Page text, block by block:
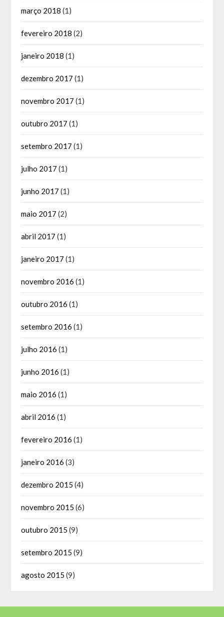
março 2018 (1)
fevereiro 2018 (2)
janeiro 2018 (1)
dezembro 2017 (1)
novembro 2017 (1)
outubro 2017 (1)
setembro 2017 (1)
julho 2017 (1)
junho 2017 (1)
maio 2017 (2)
abril 2017 (1)
janeiro 2017 (1)
novembro 2016 (1)
outubro 2016 (1)
setembro 2016 (1)
julho 2016 (1)
junho 2016 (1)
maio 2016 (1)
abril 2016 (1)
fevereiro 2016 (1)
janeiro 2016 (3)
dezembro 2015 (4)
novembro 2015 (6)
outubro 2015 (9)
setembro 2015 (9)
agosto 2015 (9)